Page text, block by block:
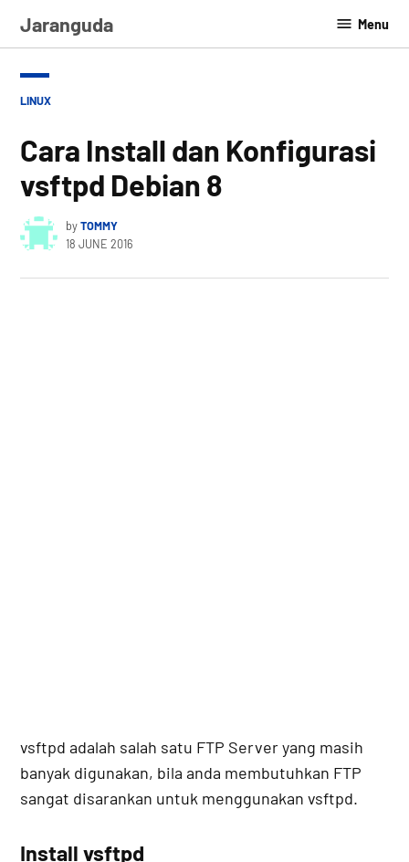
Jaranguda Menu
POSTED
LINUX
Cara Install dan Konfigurasi
vsftpd Debian 8
byTOMMY
18 JUNE 2016
vsftpd adalah salah satu FTP Server yang masih
banyak digunakan, bila anda membutuhkan FTP
sangat disarankan untuk menggunakan vsftpd.
Install vsftpd